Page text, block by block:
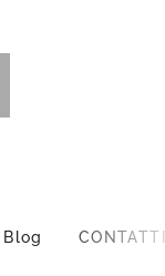
Blog CONTATTI